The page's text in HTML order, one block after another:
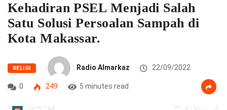
Kehadiran PSEL Menjadi Salah
Satu Solusi Persoalan Sampah di
Kota Makassar.
RELIGI Radio Almarkaz 22/09/2022
0 249 5 minutes read